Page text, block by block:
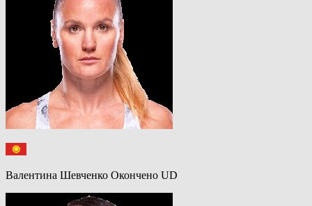
Валентина Шевченко Окончено UD